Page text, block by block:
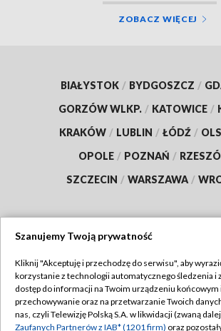
ZOBACZ WIĘCEJ
BIAŁYSTOK / BYDGOSZCZ /
GORZÓW WLKP. / KATOWICE /
KRAKÓW / LUBLIN / ŁÓDŹ /
OPOLE / POZNAŃ /
SZCZECIN / WARSZAWA /
TVP
Abonament TVP
Emisja w TVP
Regulamin TVP
Szanujemy Twoją prywatność
Kliknij "Akceptuję i przechodzę do serwisu", aby
korzystanie z technologii automatycznego śledzenia i
dostęp do informacji na Twoim urządzeniu końcowym
przechowywanie oraz na przetwarzanie Twoich
nas, czyli Telewizję Polską S.A. w likwidacji (zwaną
Zaufanych Partnerów z IAB* (1201 firm) oraz